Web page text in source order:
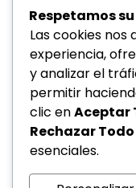
Respetamos
Las cookies nos
experiencia,
y analizar el
permitir
clic enAceptar
Rechazar Todo
esenciales.